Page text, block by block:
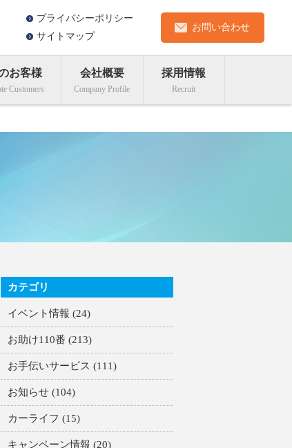
プライバシーポリシー
サイトマップ
お問い合わせ
お客様 会社概要 採用情報
カテゴリ
イベント情報 (24)
お助け110番 (213)
お手伝いサービス (111)
お知らせ (104)
カーライフ (15)
キャンペーン情報 (20)